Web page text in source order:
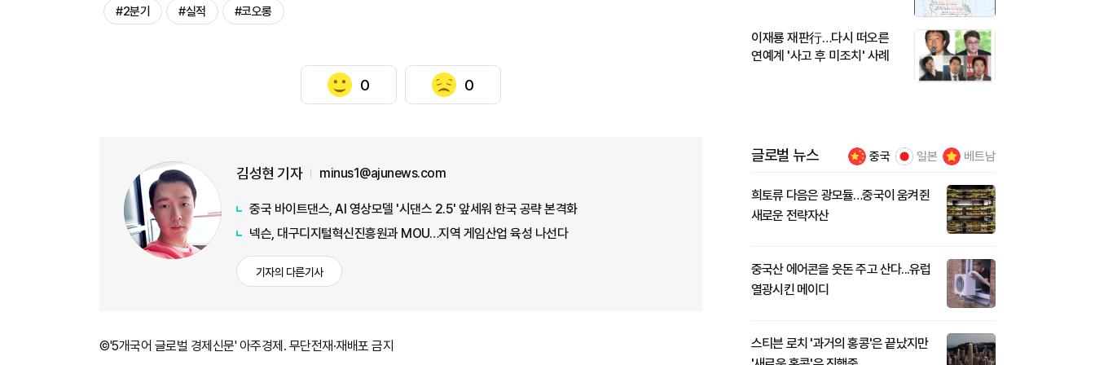
#2분기 #실적 #코오롱
0 0
김성현 기자 minus1@ajunews.com
중국 바이트댄스, AI 영상모델 '시댄스 2.5' 앞세워 한국 공략 본격화
넥슨, 대구디지털혁신진흥원과 MOU…지역 게임산업 육성 나선다
기자의 다른기사
©'5개국어 글로벌 경제신문' 아주경제. 무단전재·재배포 금지
이재룡 재판行…다시 떠오른
연예계 '사고 후 미조치' 사례
글로벌 뉴스 중국 일본 베트남
희토류 다음은 광모듈…중국이 움켜쥔
새로운 전략자산
중국산 에어콘을 웃돈 주고 산다...유럽
열광시킨 메이디
스티븐 로치 '과거의 홍콩'은 끝났지만